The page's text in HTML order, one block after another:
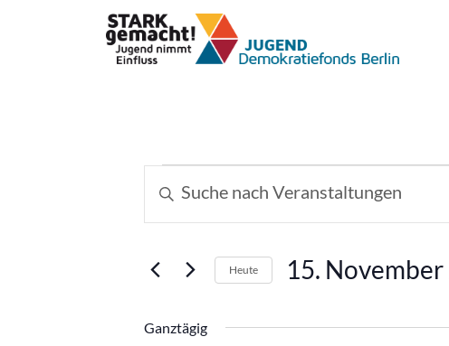
Veranstaltungen
für
15.
November
Veranstaltungen
Suche
und
Bitte
nach
Schlüsselwort.
Heute 15.
Ganztägig